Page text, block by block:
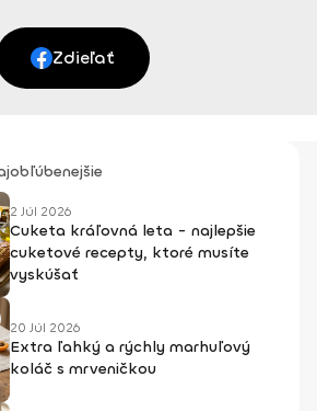
Zdieľať
2 Júl 2026
Cuketa kráľovná leta - najlepšie
cuketové recepty, ktoré musíte
vyskúšať
20 Júl 2026
Extra ľahký a rýchly marhuľový
koláč s mrveničkou